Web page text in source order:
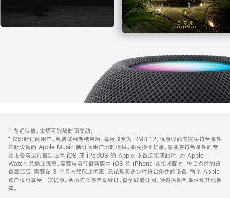
页
页
脚
注
‡ 为近似值。金额可能随时间变动。
⁺ 仅限新订阅用户。免费试用期结束后，每月收费为 RMB 12。优惠仅面向购买符合条件
的新设备的 Apple Music 新订阅用户限时提供。要兑换此优惠，需要将符合条件的音
频设备与运行最新版本 iOS 或 iPadOS 的 Apple 设备连接或配对。为 Apple
Watch 兑换此优惠，需要与运行最新版本 iOS 的 iPhone 连接或配对。符合条件的设
备激活后，需要在 3 个月内领取此优惠。无论购买多少件符合条件的设备，每个 Apple
账户仅可享受一次优惠。会员方案将自动续订，直至取消订阅。须遵循限制条件和其他条
款。